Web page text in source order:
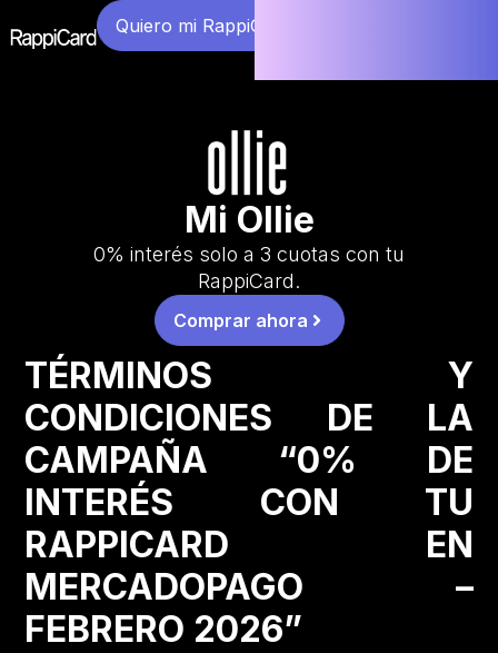
Quiero mi RappiCard
Mi Ollie
0% interés solo a 3 cuotas con tu
RappiCard.
Comprar ahora
TÉRMINOS Y
CONDICIONES DE LA
CAMPAÑA “0% DE
INTERÉS CON TU
RAPPICARD EN
MERCADOPAGO –
FEBRERO 2026”